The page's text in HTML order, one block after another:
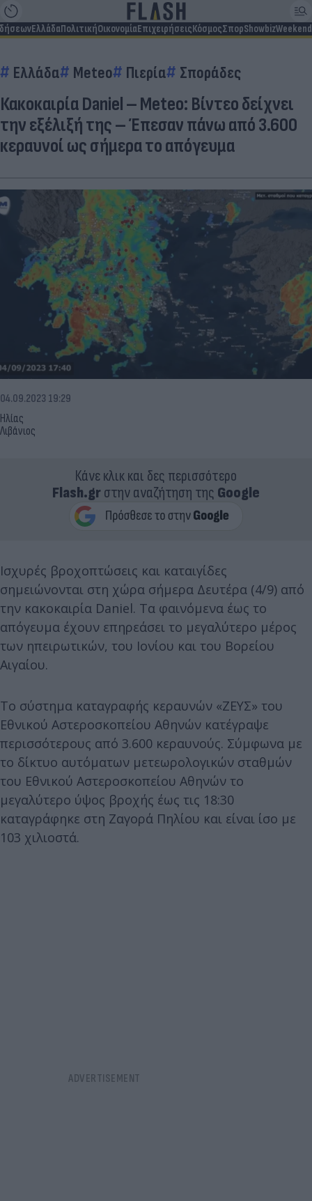
ΕλλάδαΠολιτικήΟικονομίαΕπιχειρήσειςΚόσμοςΣπορShowbizWeekend
Ελλάδα Meteo Πιερία Σποράδες
Κακοκαιρία Daniel – Meteo: Βίντεο δείχνει
την εξέλιξή της – Έπεσαν πάνω από 3.600
κεραυνοί ως σήμερα το απόγευμα
Ηλίας
Λιβάνιος
04.09.2023 19:29
Κάνε κλικ και δες περισσότερο
Flash.grστην αναζήτηση της Google
Ισχυρές βροχοπτώσεις και καταιγίδες
σημειώνονται στη χώρα σήμερα Δευτέρα (4/9) από
την κακοκαιρία Daniel. Τα φαινόμενα έως το
απόγευμα έχουν επηρεάσει το μεγαλύτερο μέρος
των ηπειρωτικών, του Ιονίου και του Βορείου
Αιγαίου.
Το σύστημα καταγραφής κεραυνών «ΖΕΥΣ» του
Εθνικού Αστεροσκοπείου Αθηνών κατέγραψε
περισσότερους από 3.600 κεραυνούς. Σύμφωνα με
το δίκτυο αυτόματων μετεωρολογικών σταθμών
του Εθνικού Αστεροσκοπείου Αθηνών το
μεγαλύτερο ύψος βροχής έως τις 18:30
καταγράφηκε στη Ζαγορά Πηλίου και είναι ίσο με
103 χιλιοστά.